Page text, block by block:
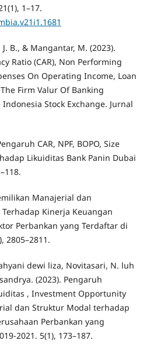
1–17.
B., & Mangantar, M. (2023).
Ratio (CAR), Non Performing
On Operating Income, Loan
Firm Valur Of Banking
Stock Exchange. Jurnal
CAR, NPF, BOPO, Size
Likuiditas Bank Panin Dubai
Manajerial dan
Kinerja Keuangan
Perbankan yang Terdaftar di
2805–2811.
dewi liza, Novitasari, N. luh
(2023). Pengaruh
, Investment Opportunity
dan Struktur Modal terhadap
Perbankan yang
2021. 5(1), 173–187.